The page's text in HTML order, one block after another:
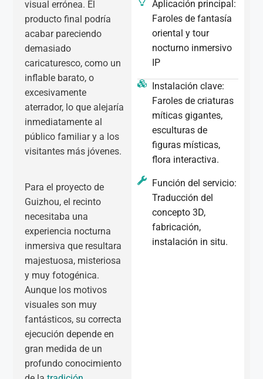
visual errónea. El
producto final podría
acabar pareciendo
demasiado
caricaturesco, como un
inflable barato, o
excesivamente
aterrador, lo que alejaría
inmediatamente al
público familiar y a los
visitantes más jóvenes.
Para el proyecto de
Guizhou, el recinto
necesitaba una
experiencia nocturna
inmersiva que resultara
majestuosa, misteriosa
y muy fotogénica.
Aunque los motivos
visuales son muy
fantásticos, su correcta
ejecución depende en
gran medida de un
profundo conocimiento
Aplicación principal:
Faroles de fantasía
oriental y tour
nocturno inmersivo
IP
Instalación clave:
Faroles de criaturas
míticas gigantes,
esculturas de
figuras místicas,
flora interactiva.
Función del servicio:
Traducción del
concepto 3D,
fabricación,
instalación in situ.